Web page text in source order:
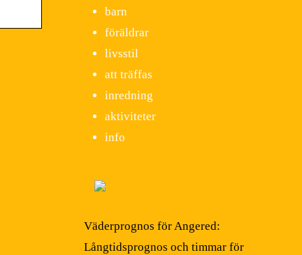
barn
föräldrar
livsstil
att träffas
inredning
aktiviteter
info
Väderprognos för Angered:
Långtidsprognos och timmar för